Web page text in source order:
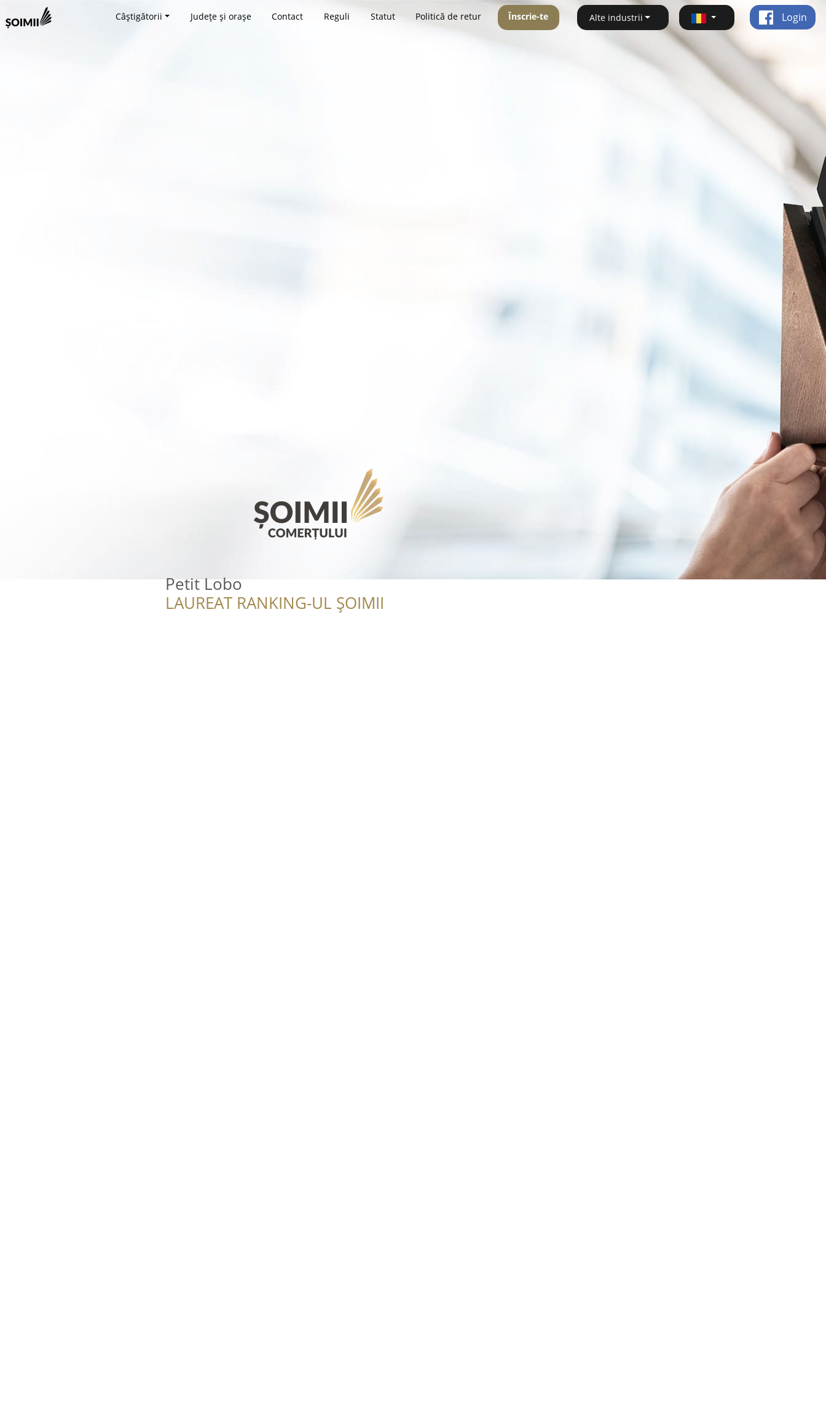
Câștigătorii Județe și orașe Contact Reguli Statut Politică de retur Înscrie-te Alte industrii Login
Petit Lobo
LAUREAT RANKING-UL ȘOIMII